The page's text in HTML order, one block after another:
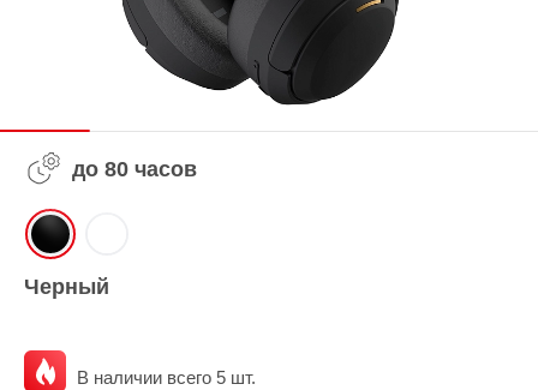
до 80 часов
Черный
В наличии всего 5 шт.